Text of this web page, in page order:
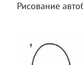
Рисование